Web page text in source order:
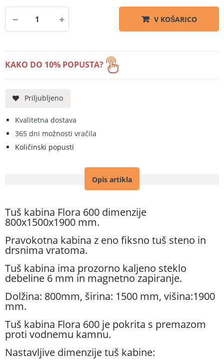
V KOŠARICO
KAKO DO 10% POPUSTA?
Priljubljeno
Kvalitetna dostava
365 dni možnosti vračila
Količinski popusti
Opis artikla
Tuš kabina Flora 600 dimenzije
800x1500x1900 mm.
Pravokotna kabina z eno fiksno tuš steno in
drsnima vratoma.
Tuš kabina ima prozorno kaljeno steklo
debeline 6 mm in magnetno zapiranje.
Dolžina: 800mm, širina: 1500 mm, višina:1900
mm.
Tuš kabina Flora 600 je pokrita s premazom
proti vodnemu kamnu.
Nastavljive dimenzije tuš kabine: